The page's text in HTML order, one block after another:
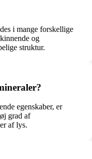
i mange forskellige
og
struktur.
egenskaber, er
grad af
af lys.